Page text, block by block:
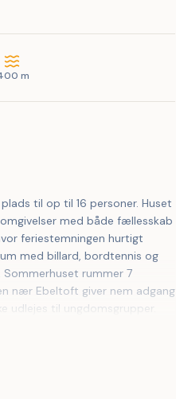
m
til op til 16 personer. Huset
med både fællesskab
feriestemningen hurtigt
med billard, bordtennis og
Sommerhuset rummer 7
nær Ebeltoft giver nem adgang
udlejes til ungdomsgrupper.